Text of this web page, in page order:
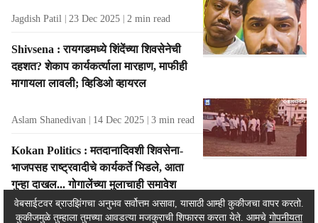
Jagdish Patil 23 Dec 2025 2 min read
Shivsena : रायगडमध्ये शिंदेंच्या शिवसेनेची
दहशत? शेकाप कार्यकर्त्याला मारहाण, माफीही
मागायला लावली; व्हिडिओ व्हायरल
Aslam Shanedivan 14 Dec 2025 3 min read
Kokan Politics : मतदानादिवशी शिवसेना-
भाजपसह राष्ट्रवादीचे कार्यकर्ते भिडले, आता
गुन्हा दाखल... गोगालेंच्या मुलाचाही समावेश
वेबसाईटवर ब्राउझिंगचा अनुभव सर्वोत्तम असावा, यासाठी आम्ही कुकीजचा वापर करतो.
कुकीजमुळे तुम्हाला तुमच्या आवडत्या मजकुराची शिफारस करता येते. आमचे गोपनीयता